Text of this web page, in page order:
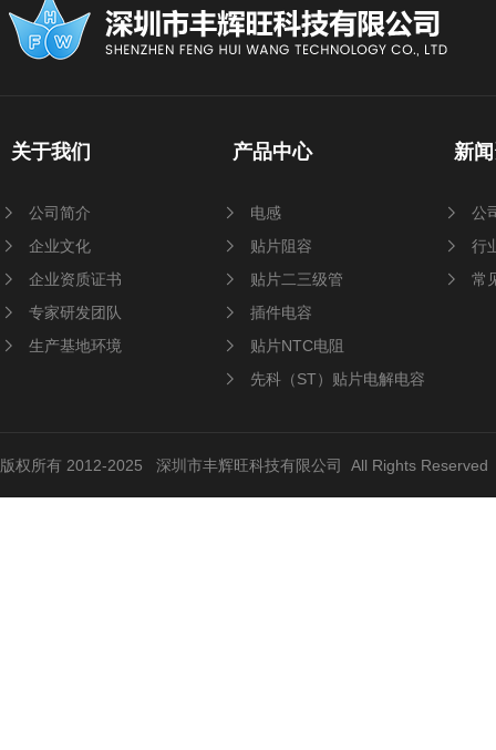
关于我们
公司简介
企业文化
企业资质证书
专家研发团队
生产基地环境
产品中心
电感
贴片阻容
贴片二三级管
插件电容
贴片NTC电阻
先科（ST）贴片电解电容
新
公
行
常
版权所有 2012-2025 深圳市丰辉旺科技有限公司 All Rights